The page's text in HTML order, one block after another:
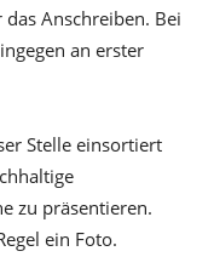
Anschreiben. Bei
an erster
Stelle einsortiert
zu präsentieren.
ein Foto.